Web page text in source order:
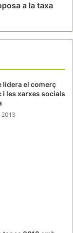
a la taxa
lidera el comerç
i les xarxes socials
2013